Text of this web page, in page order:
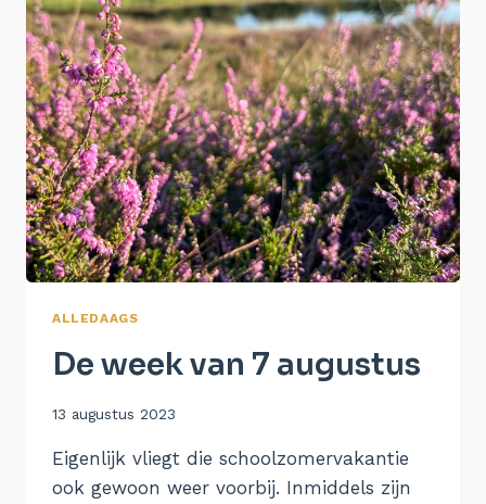
ALLEDAAGS
De week van 7 augustus
Door
13 augustus 2023
Eigenlijk vliegt die schoolzomervakantie
ook gewoon weer voorbij. Inmiddels zijn